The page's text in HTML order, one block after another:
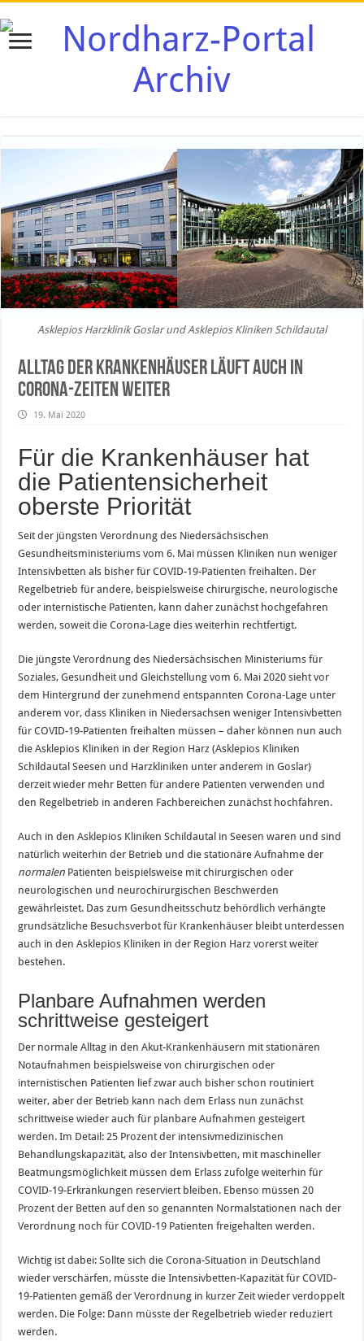
Asklepios Harzklinik Goslar und Asklepios Kliniken Schildautal
Alltag der Krankenhäuser läuft auch in
Corona-Zeiten weiter
19. Mai 2020
Für die Krankenhäuser hat
die Patientensicherheit
oberste Priorität
Seit der jüngsten Verordnung des Niedersächsischen
Gesundheitsministeriums vom 6. Mai müssen Kliniken nun weniger
Intensivbetten als bisher für COVID-19-Patienten freihalten. Der
Regelbetrieb für andere, beispielsweise chirurgische, neurologische
oder internistische Patienten, kann daher zunächst hochgefahren
werden, soweit die Corona-Lage dies weiterhin rechtfertigt.
Die jüngste Verordnung des Niedersächsischen Ministeriums für
Soziales, Gesundheit und Gleichstellung vom 6. Mai 2020 sieht vor
dem Hintergrund der zunehmend entspannten Corona-Lage unter
anderem vor, dass Kliniken in Niedersachsen weniger Intensivbetten
für COVID-19-Patienten freihalten müssen – daher können nun auch
die Asklepios Kliniken in der Region Harz (Asklepios Kliniken
Schildautal Seesen und Harzkliniken unter anderem in Goslar)
derzeit wieder mehr Betten für andere Patienten verwenden und
den Regelbetrieb in anderen Fachbereichen zunächst hochfahren.
Auch in den Asklepios Kliniken Schildautal in Seesen waren und sind
natürlich weiterhin der Betrieb und die stationäre Aufnahme der
normalen Patienten beispielsweise mit chirurgischen oder
neurologischen und neurochirurgischen Beschwerden
gewährleistet. Das zum Gesundheitsschutz behördlich verhängte
grundsätzliche Besuchsverbot für Krankenhäuser bleibt unterdessen
auch in den Asklepios Kliniken in der Region Harz vorerst weiter
bestehen.
Planbare Aufnahmen werden
schrittweise gesteigert
Der normale Alltag in den Akut-Krankenhäusern mit stationären
Notaufnahmen beispielsweise von chirurgischen oder
internistischen Patienten lief zwar auch bisher schon routiniert
weiter, aber der Betrieb kann nach dem Erlass nun zunächst
schrittweise wieder auch für planbare Aufnahmen gesteigert
werden. Im Detail: 25 Prozent der intensivmedizinischen
Behandlungskapazität, also der Intensivbetten, mit maschineller
Beatmungsmöglichkeit müssen dem Erlass zufolge weiterhin für
COVID-19-Erkrankungen reserviert bleiben. Ebenso müssen 20
Prozent der Betten auf den so genannten Normalstationen nach der
Verordnung noch für COVID-19 Patienten freigehalten werden.
Wichtig ist dabei: Sollte sich die Corona-Situation in Deutschland
wieder verschärfen, müsste die Intensivbetten-Kapazität für COVID-
19-Patienten gemäß der Verordnung in kurzer Zeit wieder verdoppelt
werden. Die Folge: Dann müsste der Regelbetrieb wieder reduziert
werden.